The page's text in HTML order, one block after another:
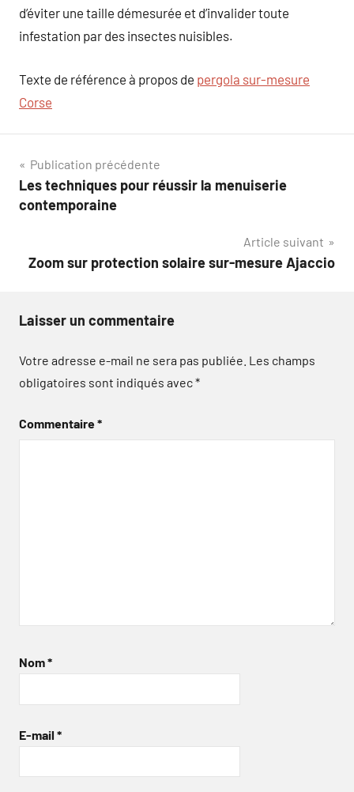
d’éviter une taille démesurée et d’invalider toute
infestation par des insectes nuisibles.
Texte de référence à propos de pergola sur-mesure
Corse
Navigation
de
Publication précédente
Les techniques pour réussir la menuiserie
contemporaine
Article suivant
Zoom sur protection solaire sur-mesure Ajaccio
Laisser un commentaire
Votre adresse e-mail ne sera pas publiée. Les champs
obligatoires sont indiqués avec*
Commentaire*
Nom*
E-mail *